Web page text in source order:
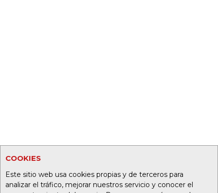
COOKIES
Este sitio web usa cookies propias y de terceros para
analizar el tráfico, mejorar nuestros servicio y conocer el